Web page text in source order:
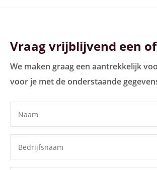
Vraag vrijblijvend een
We maken graag een aantrekkelijk
voor je met de onderstaande